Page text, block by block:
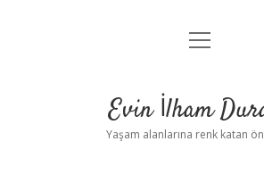
Anasayfa
Yasal Uyarı
menüyü
Evin İlham
Yaşam alanlarına renk katan